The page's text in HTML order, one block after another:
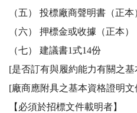
（五） 投標廠商聲明書（正本
（六） 押標金或收據（正本）
（七） 建議書1式14份
[是否訂有與履約能力有關之
[廠商應附具之基本資格證明文
【必須於招標文件載明者】